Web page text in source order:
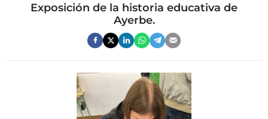
Exposición de la historia educativa de
Ayerbe.